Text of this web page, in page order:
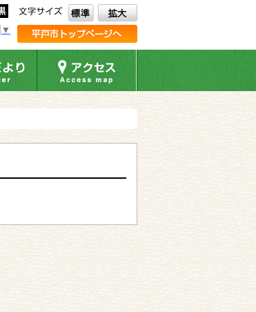
▼